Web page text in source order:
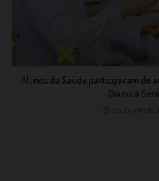
Alunos da Saúde participaram de
Química
20 de junho de